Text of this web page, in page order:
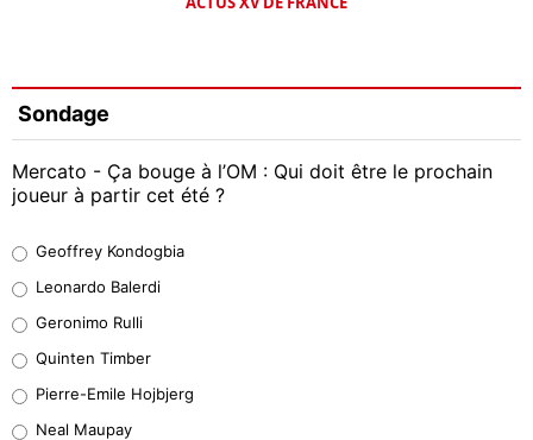
Sondage
Mercato - Ça bouge à l’OM : Qui doit être le prochain
joueur à partir cet été ?
38%
32%
5%
Geoffrey Kondogbia
Leonardo Balerdi
Geronimo Rulli
Quinten Timber
Pierre-Emile Hojbjerg
Neal Maupay